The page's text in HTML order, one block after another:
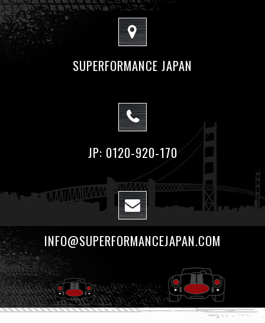
SUPERFORMANCE JAPAN
JP: 0120-920-170
INFO@SUPERFORMANCEJAPAN.COM